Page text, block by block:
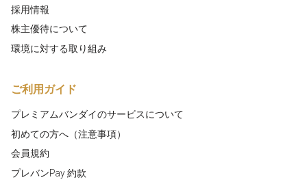
採用情報
株主優待について
環境に対する取り組み
ご利用ガイド
プレミアムバンダイのサービスについて
初めての方へ（注意事項）
会員規約
プレバンPay 約款